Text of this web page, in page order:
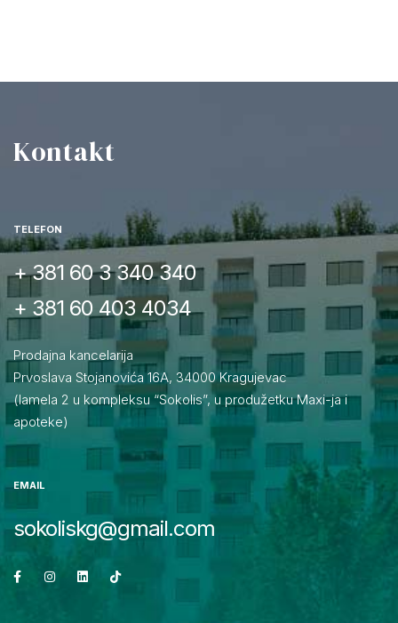
Kontakt
TELEFON
+ 381 60 3 340 340
+ 381 60 403 4034
Prodajna kancelarija
Prvoslava Stojanovića 16A, 34000 Kragujevac
(lamela 2 u kompleksu “Sokolis”, u produžetku Maxi-ja i
apoteke)
EMAIL
sokoliskg@gmail.com